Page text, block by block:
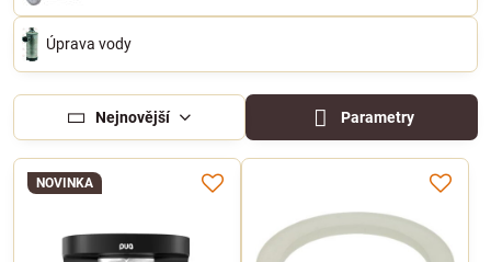
Úprava vody
Nejnovější Parametry
NOVINKA